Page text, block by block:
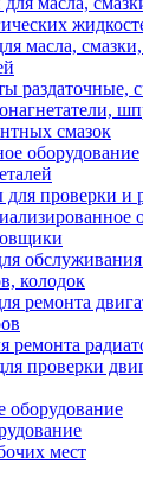
масла,
раздаточные,
смазок
оборудование
проверки и
колодок
ремонта
ремонта
проверки
оборудование
мест